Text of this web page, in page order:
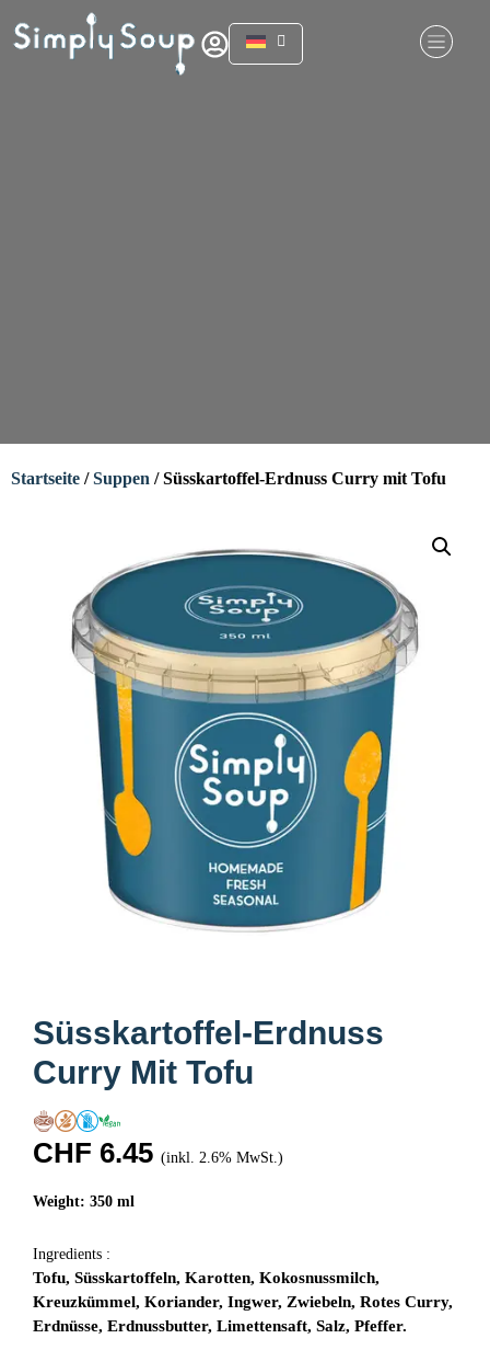
Startseite /Suppen / Süsskartoffel-Erdnuss Curry mit Tofu
Süsskartoffel-Erdnuss
Curry Mit Tofu
CHF 6.45 (inkl. 2.6% MwSt.)
Weight: 350 ml
Ingredients :
Tofu, Süsskartoffeln, Karotten, Kokosnussmilch,
Kreuzkümmel, Koriander, Ingwer, Zwiebeln, Rotes Curry,
Erdnüsse, Erdnussbutter, Limettensaft, Salz, Pfeffer.